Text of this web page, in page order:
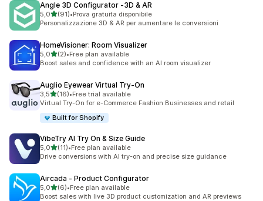
Angle 3D Configurator ‑3D & AR
5,0stelle su 5
(91)
91 recensioni totali
•Prova gratuita disponibile
Personalizzazione 3D & AR per aumentare le conversioni
HomeVisioner: Room Visualizer
5,0stelle su 5
(2)
2 recensioni totali
•Free plan available
Boost sales and confidence with an AI room visualizer
Auglio Eyewear Virtual Try‑On
3,5stelle su 5
(16)
16 recensioni totali
•Free trial available
Virtual Try-On for e-Commerce Fashion Businesses and retail
Built for Shopify
VibeTry AI Try On & Size Guide
5,0stelle su 5
(11)
11 recensioni totali
•Free plan available
Drive conversions with AI try-on and precise size guidance
Aircada ‑ Product Configurator
5,0stelle su 5
(6)
6 recensioni totali
•Free plan available
Boost sales with live 3D product customization and AR previews